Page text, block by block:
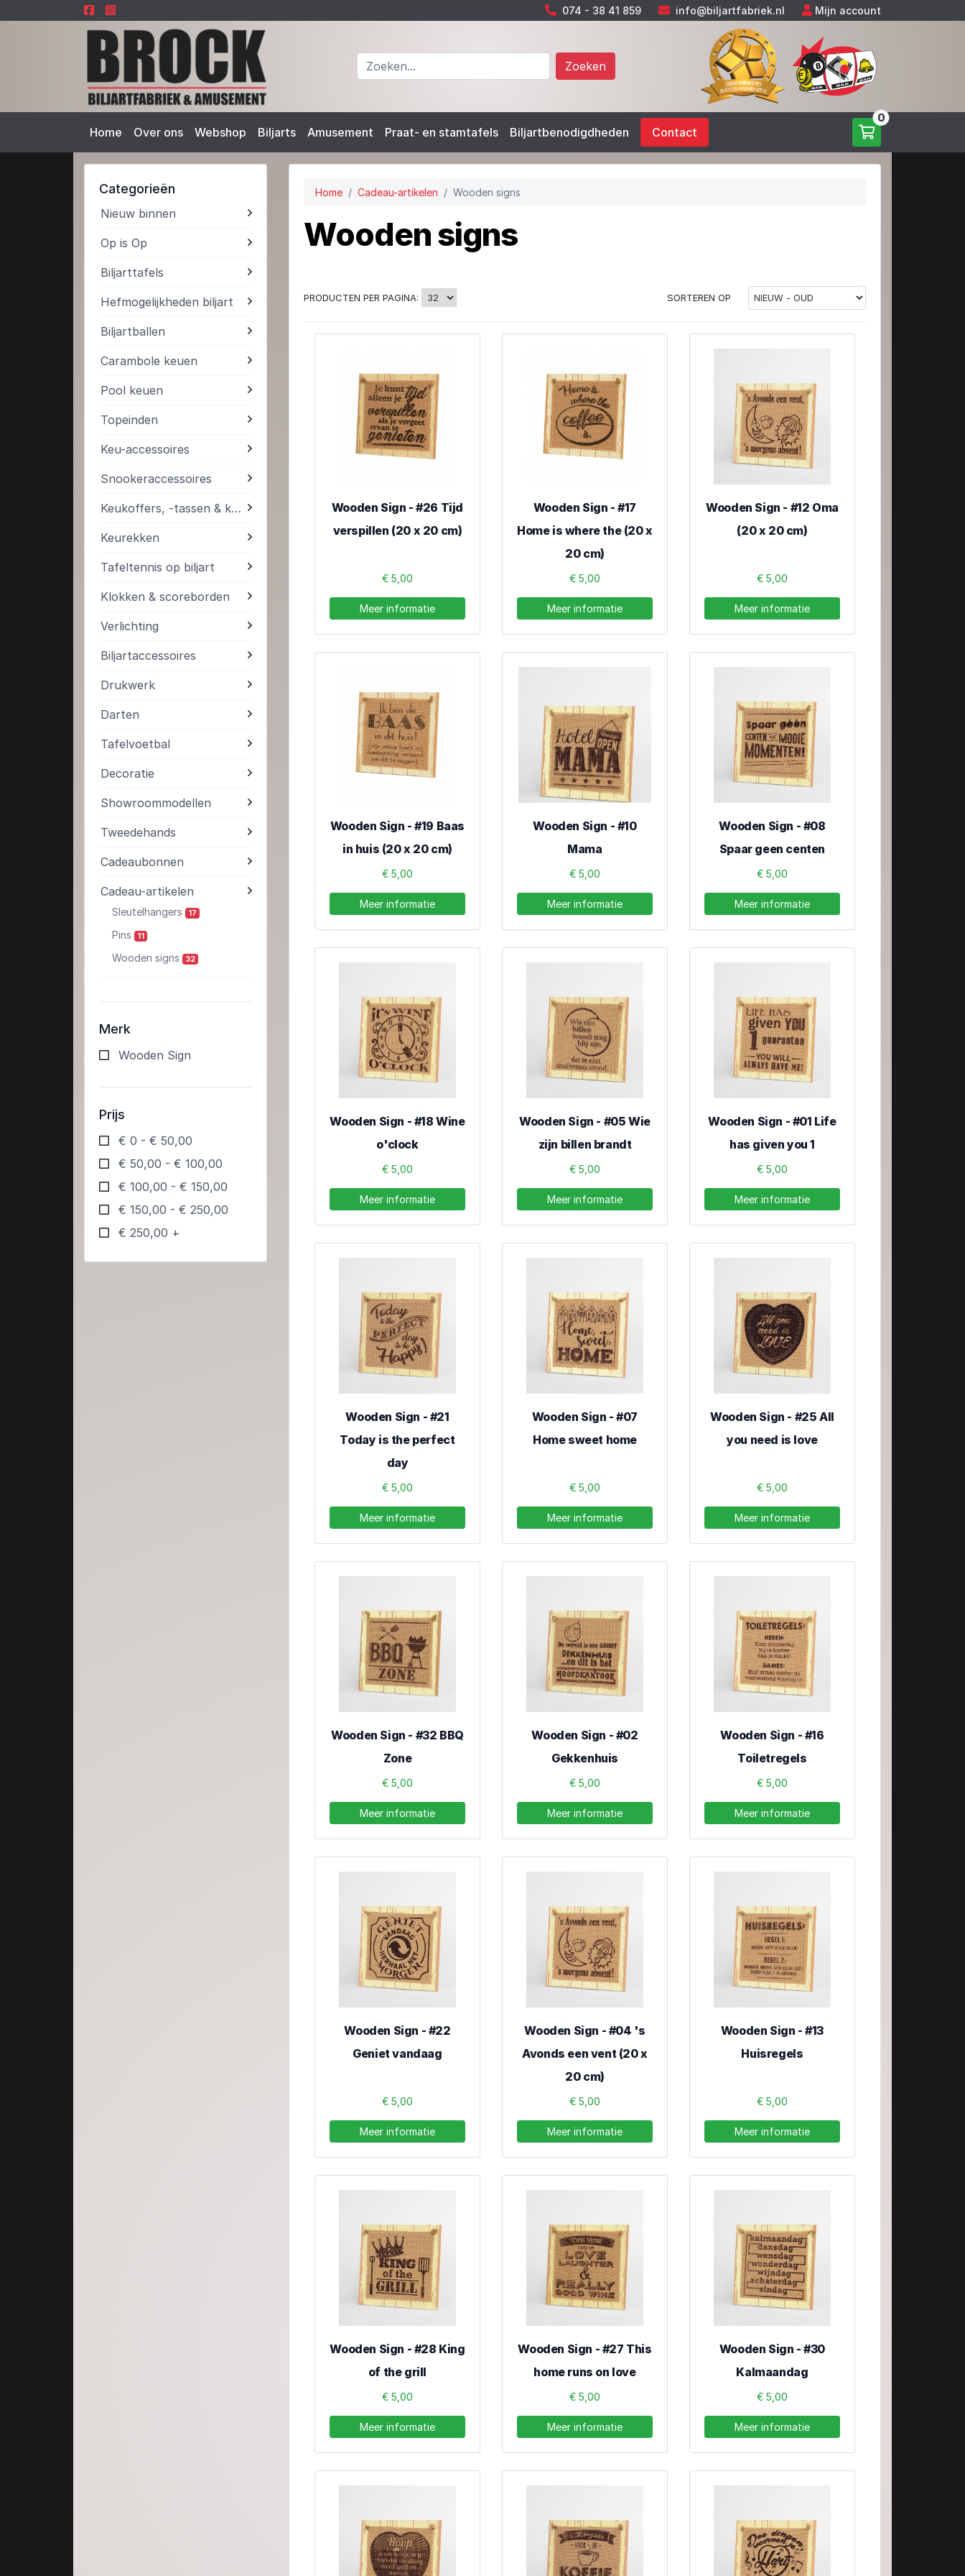
074 - 38 41 859 info@biljartfabriek.nl Mijn account
Zoeken
Home Over ons Webshop Biljarts Amusement Praat- en stamtafels Biljartbenodigdheden Contact
0
Categorieën
Nieuw binnen
Op is Op
Biljarttafels
Hefmogelijkheden biljart
Biljartballen
Carambole keuen
Pool keuen
Topeinden
Keu-accessoires
Snookeraccessoires
Keukoffers, -tassen & kokers
Keurekken
Tafeltennis op biljart
Klokken & scoreborden
Verlichting
Biljartaccessoires
Drukwerk
Darten
Tafelvoetbal
Decoratie
Showroommodellen
Tweedehands
Cadeaubonnen
Cadeau-artikelen
Sleutelhangers 17
Pins 11
Wooden signs 32
Merk
Wooden Sign
Prijs
€ 0 - € 50,00
€ 50,00 - € 100,00
€ 100,00 - € 150,00
€ 150,00 - € 250,00
€ 250,00 +
Home Cadeau-artikelen Wooden signs
Wooden signs
PRODUCTEN PER PAGINA: SORTEREN OP
Wooden Sign - #26 Tijd
verspillen (20 x 20 cm)
€ 5,00
Meer informatie
Wooden Sign - #17
Home is where the (20 x
20 cm)
€ 5,00
Meer informatie
Wooden Sign - #12 Oma
(20 x 20 cm)
€ 5,00
Meer informatie
Wooden Sign - #19 Baas
in huis (20 x 20 cm)
€ 5,00
Meer informatie
Wooden Sign - #10
Mama
€ 5,00
Meer informatie
Wooden Sign - #08
Spaar geen centen
€ 5,00
Meer informatie
Wooden Sign - #18 Wine
o'clock
€ 5,00
Meer informatie
Wooden Sign - #05 Wie
zijn billen brandt
€ 5,00
Meer informatie
Wooden Sign - #01 Life
has given you 1
€ 5,00
Meer informatie
Wooden Sign - #21
Today is the perfect
day
€ 5,00
Meer informatie
Wooden Sign - #07
Home sweet home
€ 5,00
Meer informatie
Wooden Sign - #25 All
you need is love
€ 5,00
Meer informatie
Wooden Sign - #32 BBQ
Zone
€ 5,00
Meer informatie
Wooden Sign - #02
Gekkenhuis
€ 5,00
Meer informatie
Wooden Sign - #16
Toiletregels
€ 5,00
Meer informatie
Wooden Sign - #22
Geniet vandaag
€ 5,00
Meer informatie
Wooden Sign - #04 's
Avonds een vent (20 x
20 cm)
€ 5,00
Meer informatie
Wooden Sign - #13
Huisregels
€ 5,00
Meer informatie
Wooden Sign - #28 King
of the grill
€ 5,00
Meer informatie
Wooden Sign - #27 This
home runs on love
€ 5,00
Meer informatie
Wooden Sign - #30
Kalmaandag
€ 5,00
Meer informatie